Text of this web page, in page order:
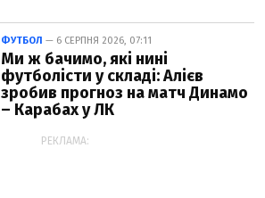
ФУТБОЛ — 6 СЕРПНЯ 2026, 07:11
Ми ж бачимо, які нині
футболісти у складі: Алієв
зробив прогноз на матч Динамо
– Карабах у ЛК
РЕКЛАМА: